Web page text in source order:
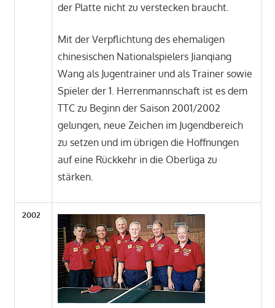
der Platte nicht zu verstecken braucht.
Mit der Verpflichtung des ehemaligen
chinesischen Nationalspielers Jianqiang
Wang als Jugentrainer und als Trainer sowie
Spieler der 1. Herrenmannschaft ist es dem
TTC zu Beginn der Saison 2001/2002
gelungen, neue Zeichen im Jugendbereich
zu setzen und im übrigen die Hoffnungen
auf eine Rückkehr in die Oberliga zu
stärken.
2002